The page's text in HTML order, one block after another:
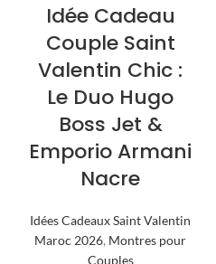
Idée Cadeau
Couple Saint
Valentin Chic :
Le Duo Hugo
Boss Jet &
Emporio Armani
Nacre
Idées Cadeaux Saint Valentin
Maroc 2026, Montres pour
Couples